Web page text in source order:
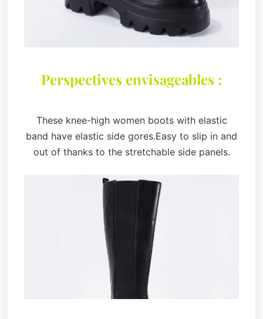
Perspectives envisageables :
These knee-high women boots with elastic
band have elastic side gores.Easy to slip in and
out of thanks to the stretchable side panels.